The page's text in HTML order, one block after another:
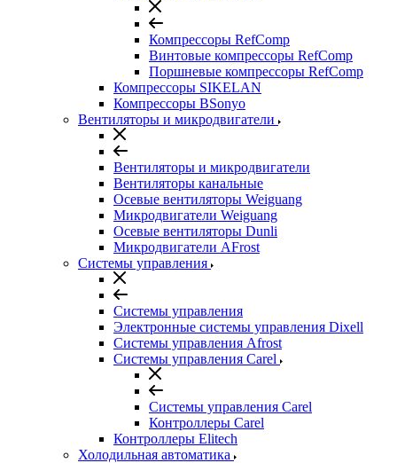
Компрессоры RefComp
Винтовые компрессоры RefComp
Поршневые компрессоры RefComp
Компрессоры SIKELAN
Компрессоры BSonyo
Вентиляторы и микродвигатели
Вентиляторы и микродвигатели
Вентиляторы канальные
Осевые вентиляторы Weiguang
Микродвигатели Weiguang
Осевые вентиляторы Dunli
Микродвигатели AFrost
Системы управления
Системы управления
Электронные системы управления Dixell
Системы управления Afrost
Системы управления Carel
Системы управления Carel
Контроллеры Carel
Контроллеры Elitech
Холодильная автоматика